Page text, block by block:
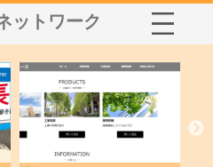
ットワーク